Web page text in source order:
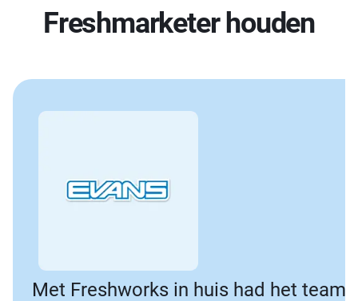
Freshmarketer houden
Met Freshworks in huis had het team